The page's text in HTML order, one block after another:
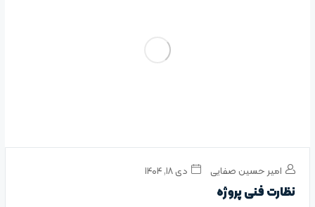
امیر حسین صفایی دی ۱۸, ۱۴۰۴
نظارت فنی پروژه